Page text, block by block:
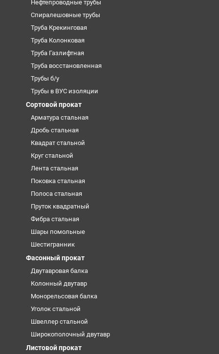
Нефтепроводные трубы
Спиралешовные трубы
Труба Крекинговая
Труба Колонковая
Труба Газлифтная
Труба восстановленная
Трубы б/у
Трубы в ВУС изоляции
Сортовой прокат
Арматура стальная
Дробь стальная
Квадрат стальной
Круг стальной
Лента стальная
Поковка стальная
Полоса стальная
Пруток квадратный
Фибра стальная
Шары помольные
Шестигранник
Фасонный прокат
Двутавровая балка
Колонный двутавр
Монорельсовая балка
Уголок стальной
Швеллер стальной
Широкополочный двутавр
Листовой прокат